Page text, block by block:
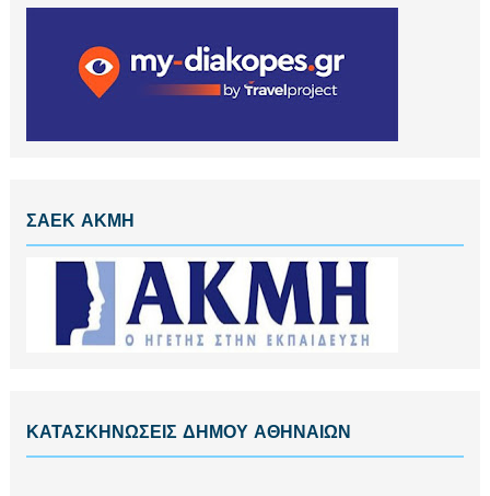
ΣΑΕΚ ΑΚΜΗ
ΚΑΤΑΣΚΗΝΩΣΕΙΣ ΔΗΜΟΥ ΑΘΗΝΑΙΩΝ